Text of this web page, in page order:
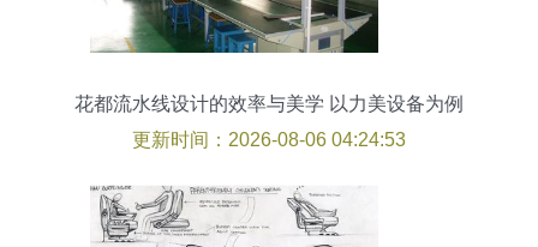
花都流水线设计的效率与美学 以力美设备为例
更新时间：2026-08-06 04:24:53